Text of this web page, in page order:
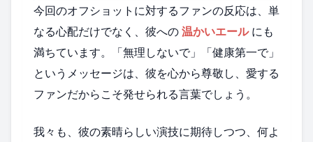
今回のオフショットに対するファンの反応は、単
なる心配だけでなく、彼への温かいエールにも
満ちています。「無理しないで」「健康第一で」
というメッセージは、彼を心から尊敬し、愛する
ファンだからこそ発せられる言葉でしょう。
我々も、彼の素晴らしい演技に期待しつつ、何よ